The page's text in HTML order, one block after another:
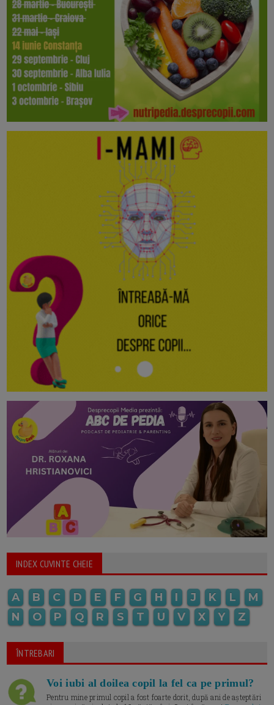
INDEX CUVINTE CHEIE
A B C D E F G H I J K L
M
N
O P Q R S T U V X Y Z
ÎNTREBARI
Voi iubi al doilea copil la fel ca pe primul?
Pentru mine primul copil a fost foarte dorit, după ani de așteptări